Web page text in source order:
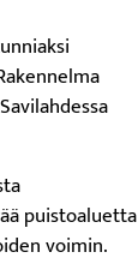
puistoaluetta
voimin.